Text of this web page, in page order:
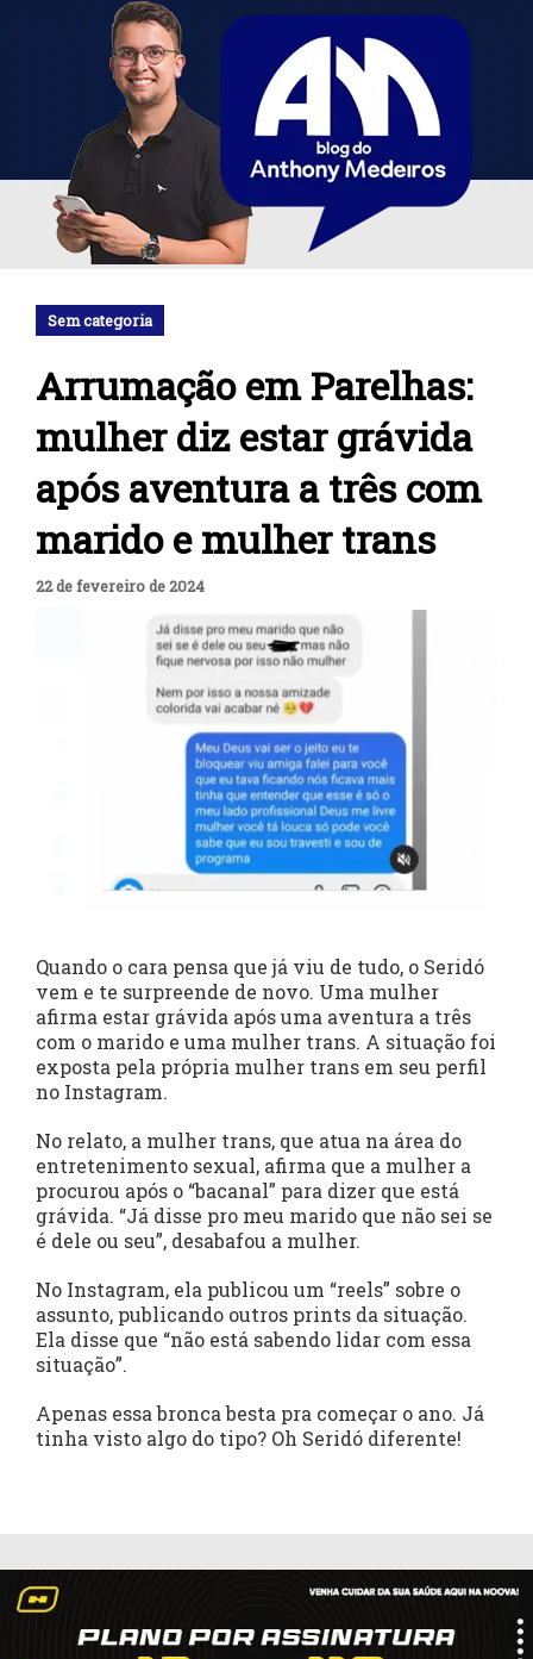
Sem categoria
Arrumação em Parelhas:
mulher diz estar grávida
após aventura a três com
marido e mulher trans
22 de fevereiro de 2024
Quando o cara pensa que já viu de tudo, o Seridó
vem e te surpreende de novo. Uma mulher
afirma estar grávida após uma aventura a três
com o marido e uma mulher trans. A situação foi
exposta pela própria mulher trans em seu perfil
no Instagram.
No relato, a mulher trans, que atua na área do
entretenimento sexual, afirma que a mulher a
procurou após o “bacanal” para dizer que está
grávida. “Já disse pro meu marido que não sei se
é dele ou seu”, desabafou a mulher.
No Instagram, ela publicou um “reels” sobre o
assunto, publicando outros prints da situação.
Ela disse que “não está sabendo lidar com essa
situação”.
Apenas essa bronca besta pra começar o ano. Já
tinha visto algo do tipo? Oh Seridó diferente!